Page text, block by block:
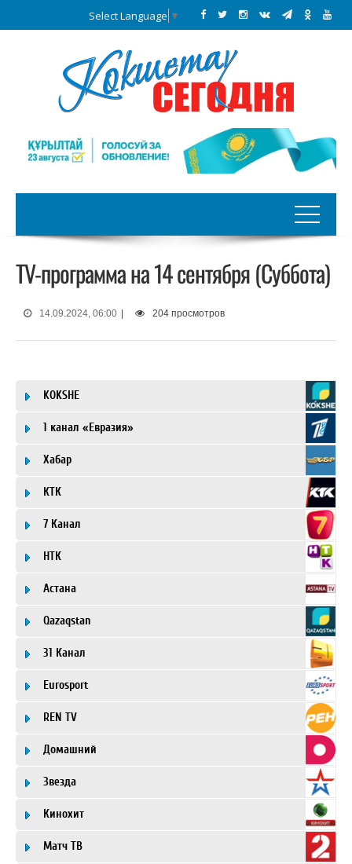
Select Language ▼
TV-программа на 14 сентября (Суббота)
14.09.2024, 06:00 204 просмотров
KOKSHE
1 канал «Евразия»
Хабар
КТК
7 Канал
НТК
Астана
Qazaqstan
31 Канал
Eurosport
REN TV
Домашний
Звезда
Кинохит
Матч ТВ